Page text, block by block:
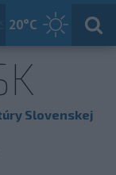
20°C
Slovensko
Slovenskej